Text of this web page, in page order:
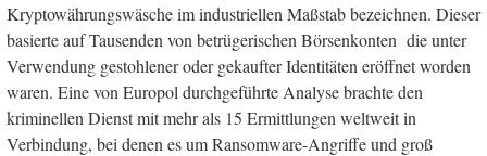
Kryptowährungswäsche im industriellen Maßstab bezeichnen. Dieser
basierte auf Tausenden von betrügerischen Börsenkonten die unter
Verwendung gestohlener oder gekaufter Identitäten eröffnet worden
waren. Eine von Europol durchgeführte Analyse brachte den
kriminellen Dienst mit mehr als 15 Ermittlungen weltweit in
Verbindung, bei denen es um Ransomware-Angriffe und groß